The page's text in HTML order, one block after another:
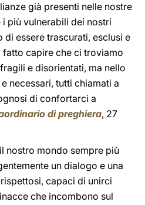
già presenti nelle nostre
più vulnerabili dei nostri
essere trascurati, esclusi e
capire che ci troviamo
e disorientati, ma nello
necessari, tutti chiamati a
di confortarci a
di preghiera, 27
nostro mondo sempre più
un dialogo e una
capaci di unirci
che incombono sul